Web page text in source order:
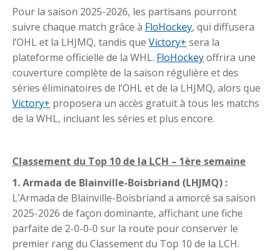
Pour la saison 2025-2026, les partisans pourront
suivre chaque match grâce à FloHockey, qui diffusera
l’OHL et la LHJMQ, tandis que Victory+ sera la
plateforme officielle de la WHL. FloHockeyoffrira une
couverture complète de la saison régulière et des
séries éliminatoires de l’OHL et de la LHJMQ, alors que
Victory+ proposera un accès gratuit à tous les matchs
de la WHL, incluant les séries et plus encore.
Classement du Top 10 de la LCH – 1ère semaine
1. Armada de Blainville-Boisbriand (LHJMQ) :
L’Armada de Blainville-Boisbriand a amorcé sa saison
2025-2026 de façon dominante, affichant une fiche
parfaite de 2-0-0-0 sur la route pour conserver le
premier rang du Classement du Top 10 de la LCH.